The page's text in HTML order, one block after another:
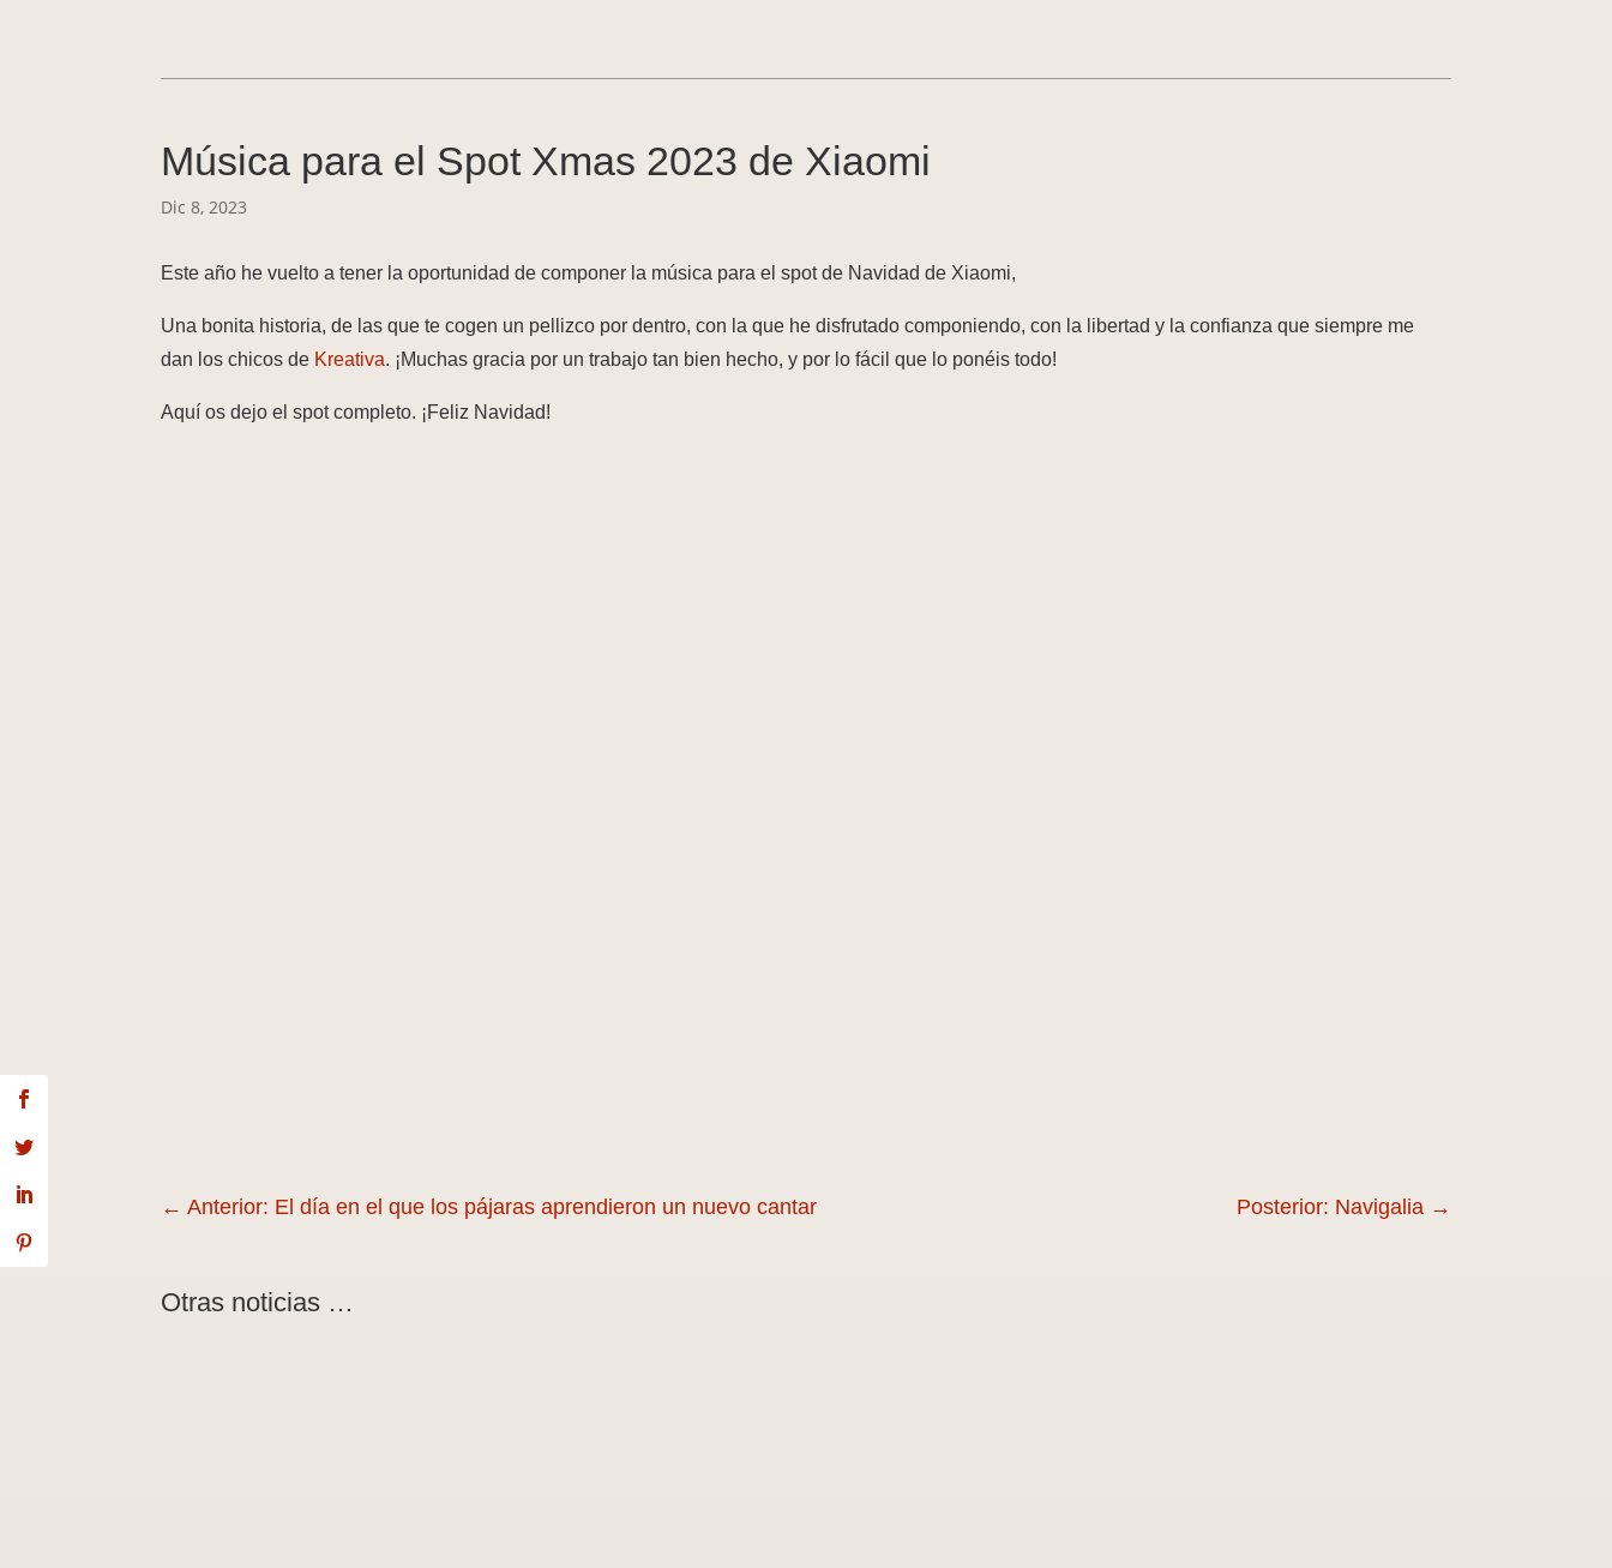
Música para el Spot Xmas 2023 de Xiaomi
Dic 8, 2023
Este año he vuelto a tener la oportunidad de componer la música para el spot de Navidad de Xiaomi,
Una bonita historia, de las que te cogen un pellizco por dentro, con la que he disfrutado componiendo, con la libertad y la confianza que siempre me
dan los chicos de Kreativa. ¡Muchas gracia por un trabajo tan bien hecho, y por lo fácil que lo ponéis todo!
Aquí os dejo el spot completo. ¡Feliz Navidad!
←Anterior: El día en el que los pájaras aprendieron un nuevo cantar Posterior: Navigalia→
Otras noticias …